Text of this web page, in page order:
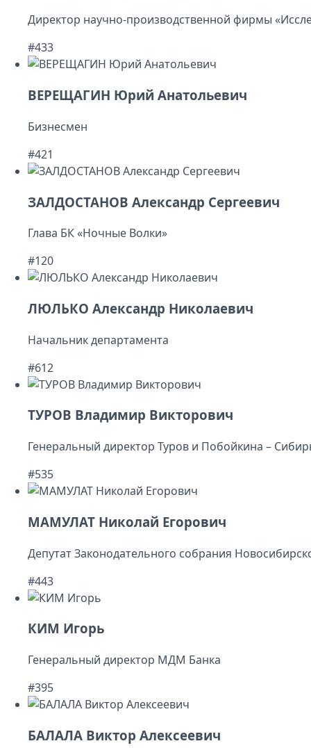
Директор научно-производственной фирмы
#433
ВЕРЕЩАГИН Юрий Анатольевич
Бизнесмен
#421
ЗАЛДОСТАНОВ Александр Сергеевич
Глава БК «Ночные Волки»
#120
ЛЮЛЬКО Александр Николаевич
Начальник департамента
#612
ТУРОВ Владимир Викторович
Генеральный директор Туров и Побойкина –
#535
МАМУЛАТ Николай Егорович
Депутат Законодательного собрания
#443
КИМ Игорь
Генеральный директор МДМ Банка
#395
БАЛАЛА Виктор Алексеевич